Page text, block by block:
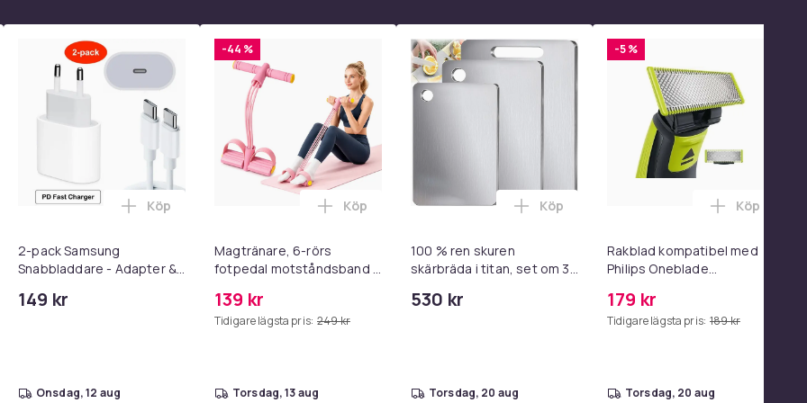
Adapter + Kabel 25W lightning - USB-C 2m i varukorgen
17 / 16 / 15 Snabbladdare med 2M USB-C till USB-C kabel i varukorgen
2-pack Samsung
Snabbladdare - Adapter &
149 kr
Lägg till 2-pack Samsung Snabbladdare - Adapter & Kabel 20W USB-C 2m i varukorgen
Köp
onsdag, 12 aug
-44 %
Magtränare, 6-rörs
fotpedal motståndsband –
& Hemmagym Fitness Pink
139 kr
Tidigare lägsta pris: 249 kr
Lägg till Magtränare, 6-rörs fotpedal motståndsband – Mag- och
Köp
torsdag, 13 aug
100 % ren skuren
skärbräda i titan, set om 3,
livsmedelsgodkända
530 kr
Lägg till 100 % ren skuren skärbräda i
Köp
torsdag, 20 aug
-5 %
Rakblad kompatibel med
Philips Oneblade
pack.
179 kr
Tidigare lägsta pris: 189 kr
Lägg till
Köp
torsdag, 20 aug